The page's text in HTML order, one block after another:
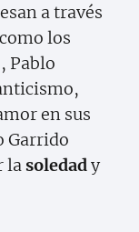
a través
los
Pablo
en sus
Garrido
la soledady